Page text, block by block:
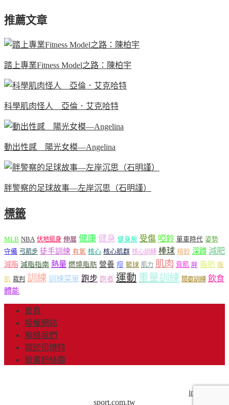
推薦文章
踏上專業Fitness Model之路：陳柏宇
科學肌肉怪人 亞倫．艾克哈特
動出性感 陽光女模—Angelina
胖警察的足球故事—左岸沉思（石明謹）
標籤
MLB NBA 伏地挺身 伸展 健康 健身 健身房 受傷 啞鈴 單車時代 姿勢
守備 弓箭步 徒手訓練 有氧 核心 核心肌群 核心訓練 棒球 槓鈴 深蹲 減肥
減脂 減脂指南 熱量 燃燒脂肪 營養 瘦 籃球 肌力 肌肉 背肌 胖 脂肪 腹
肌 裁判 訓練 訓練菜單 跑步 跑者 運動 重量訓練 間歇訓練 飲食
體能
首頁
授權網站
聯絡我們
關於司博特
臉書粉絲團
info@mr-
sport.com.tw